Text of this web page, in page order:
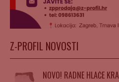
Z-PROFIL NOVOSTI
NOVO! RADNE HLAČE